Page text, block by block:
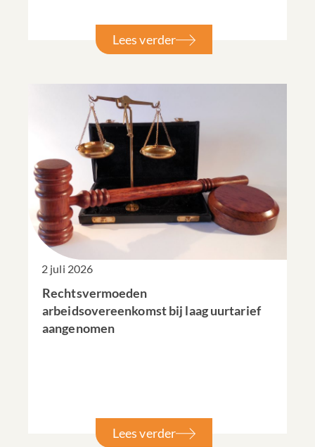
Lees verder
2 juli 2026
Rechtsvermoeden
arbeidsovereenkomst bij laag uurtarief
aangenomen
Lees verder